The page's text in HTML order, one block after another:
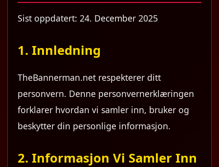
Sist oppdatert: 24. December 2025
1. Innledning
TheBannerman.net respekterer ditt
personvern. Denne personvernerklæringen
forklarer hvordan vi samler inn, bruker og
beskytter din personlige informasjon.
2. Informasjon Vi Samler Inn